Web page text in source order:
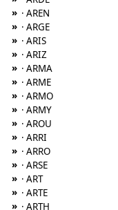
» · AREN
» · ARGE
» · ARIS
» · ARIZ
» · ARMA
» · ARME
» · ARMO
» · ARMY
» · AROU
» · ARRI
» · ARRO
» · ARSE
» · ART
» · ARTE
» · ARTH